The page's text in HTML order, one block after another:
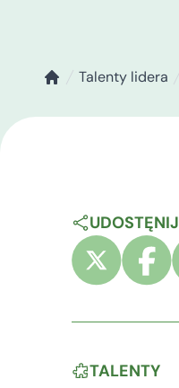
Talenty lidera
UDOSTĘNIJ
TALENTY